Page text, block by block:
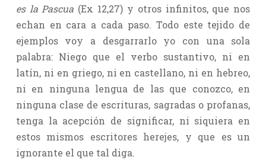
es la Pascua (Ex 12,27) y otros infinitos, que nos
echan en cara a cada paso. Todo este tejido de
ejemplos voy a desgarrarlo yo con una sola
palabra: Niego que el verbo sustantivo, ni en
latín, ni en griego, ni en castellano, ni en hebreo,
ni en ninguna lengua de las que conozco, en
ninguna clase de escrituras, sagradas o profanas,
tenga la acepción de significar, ni siquiera en
estos mismos escritores herejes, y que es un
ignorante el que tal diga.